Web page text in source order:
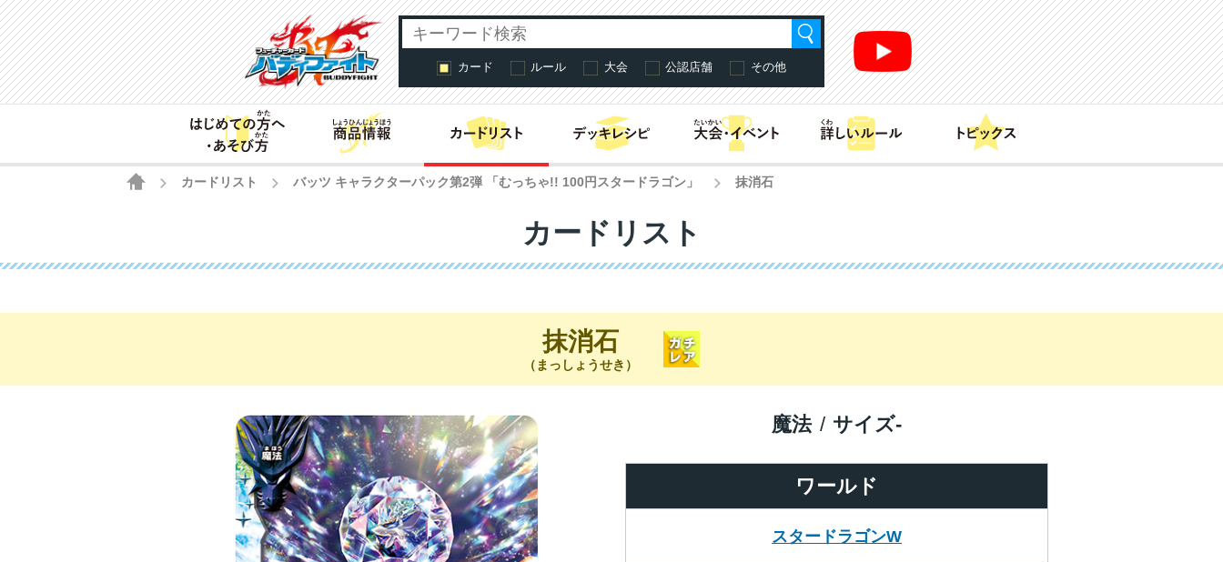
カード ルール 大会 公認店舗 その他
はじめての方へ・あそび方商品情報 カードリスト
HOME
カードリスト バッツ キャラクターパック第2弾 「むっちゃ!! 100円スタードラゴン」 抹消石
カードリスト
抹消石
（まっしょうせき）
ワールド
スタードラゴンW
魔法 サイズ-